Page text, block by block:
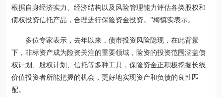
根据自身经济实力、经济结构以及风险管理能力评估各类股权和
债权投资信托产品，合理进行保险资金投资。”梅慎实表示。
多位专家表示，去年以来，债市投资风险隐现，在此背景
下，非标资产成为险资关注的重要领域，险资的投资范围涵盖债
权计划、股权计划、信托等多种工具，保险资金正积极挖掘长线
价值投资者所能把握的机会，更好地实现资产和负债的良性匹
配。